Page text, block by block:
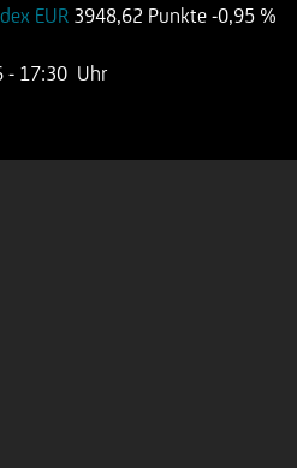
EUR 3948,62 Punkte -0,95 %
- 17:30 Uhr